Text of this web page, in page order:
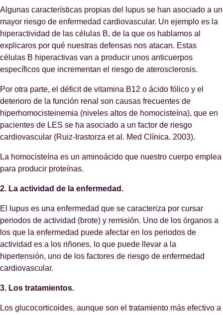
Algunas características propias del lupus se han asociado a un
mayor riesgo de enfermedad cardiovascular. Un ejemplo es la
hiperactividad de las células B, de la que os hablamos al
explicaros por qué nuestras defensas nos atacan. Estas
células B hiperactivas van a producir unos anticuerpos
específicos que incrementan el riesgo de aterosclerosis.
Por otra parte, el déficit de vitamina B12 o ácido fólico y el
deterioro de la función renal son causas frecuentes de
hiperhomocisteinemia (niveles altos de homocisteína), que en
pacientes de LES se ha asociado a un factor de riesgo
cardiovascular (Ruiz-Irastorza et al. Med Clínica. 2003).
La homocisteína es un aminoácido que nuestro cuerpo emplea
para producir proteínas.
2. La actividad de la enfermedad.
El lupus es una enfermedad que se caracteriza por cursar
periodos de actividad (brote) y remisión. Uno de los órganos a
los que la enfermedad puede afectar en los periodos de
actividad es a los riñones, lo que puede llevar a la
hipertensión, uno de los factores de riesgo de enfermedad
cardiovascular.
3. Los tratamientos.
Los glucocorticoides, aunque son el tratamiento más efectivo a